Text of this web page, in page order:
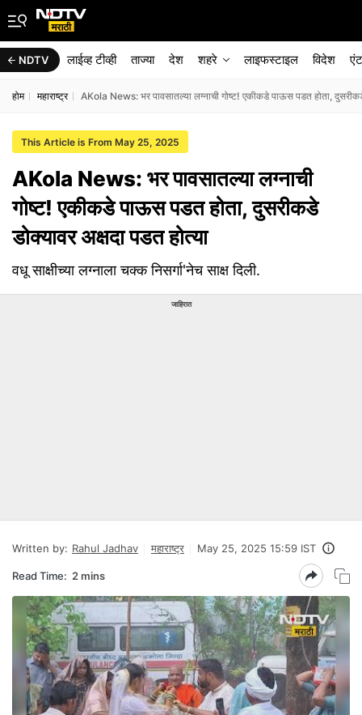
NDTV लाईव्ह टीव्ही ताज्या देश शहरे लाइफस्टाइल विदेश
होम महाराष्ट्र AKola News: भर पावसातल्या लग्नाची गोष्ट! एकीकडे पाऊस पडत होता, दुसरीकडे
This Article is From May 25, 2025
AKola News: भर पावसातल्या लग्नाची
गोष्ट! एकीकडे पाऊस पडत होता, दुसरीकडे
डोक्यावर अक्षदा पडत होत्या
वधू साक्षीच्या लग्नाला चक्क निसर्गा'नेच साक्ष दिली.
जाहिरात
Written by: Rahul Jadhav महाराष्ट्र May 25, 2025 15:59 IST
Read Time: 2 mins